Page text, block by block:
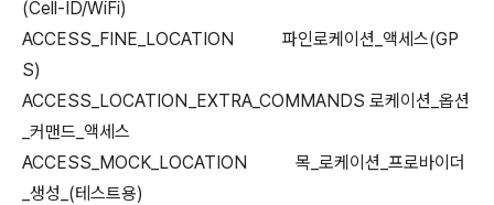
(Cell-ID/WiFi)
ACCESS_FINE_LOCATION 파인로케이션_액세스(GP
S)
ACCESS_LOCATION_EXTRA_COMMANDS 로케이션_옵션
_커맨드_액세스
ACCESS_MOCK_LOCATION 목_로케이션_프로바이더
_생성_(테스트용)